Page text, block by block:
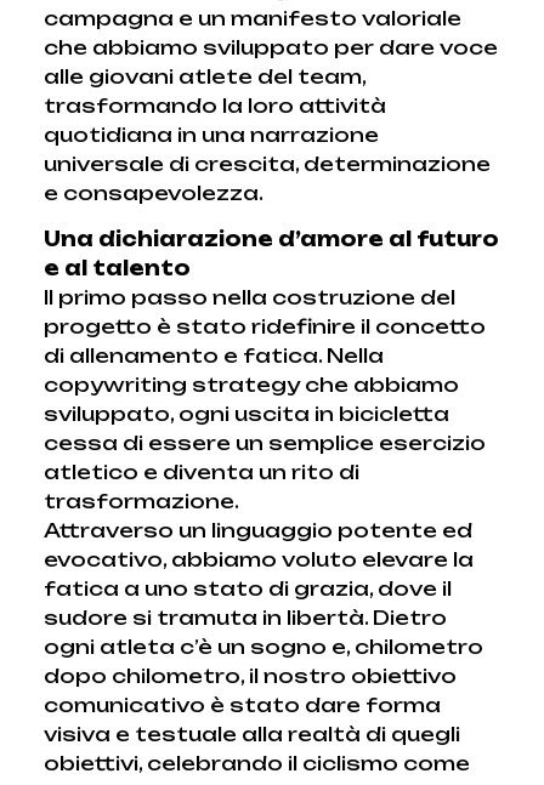
campagna e un manifesto valoriale
che abbiamo sviluppato per dare voce
alle giovani atlete del team,
trasformando la loro attività
quotidiana in una narrazione
universale di crescita, determinazione
e consapevolezza.
Una dichiarazione d’amore al futuro
e al talento
Il primo passo nella costruzione del
progetto è stato ridefinire il concetto
di allenamento e fatica. Nella
copywriting strategy che abbiamo
sviluppato, ogni uscita in bicicletta
cessa di essere un semplice esercizio
atletico e diventa un rito di
trasformazione.
Attraverso un linguaggio potente ed
evocativo, abbiamo voluto elevare la
fatica a uno stato di grazia, dove il
sudore si tramuta in libertà. Dietro
ogni atleta c’è un sogno e, chilometro
dopo chilometro, il nostro obiettivo
comunicativo è stato dare forma
visiva e testuale alla realtà di quegli
obiettivi, celebrando il ciclismo come